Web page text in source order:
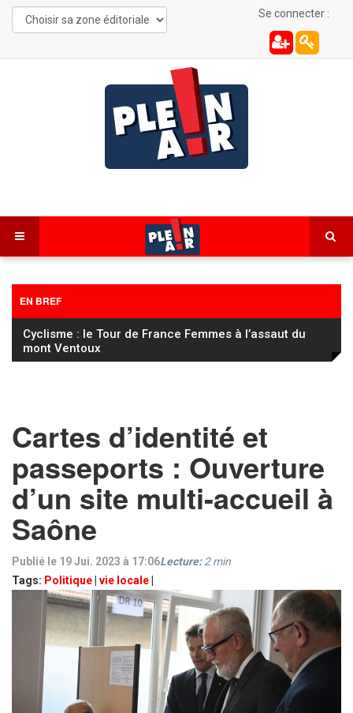
Se connecter :
EN BREF
Cyclisme : le Tour de France Femmes à l’assaut du
mont Ventoux
Cartes d’identité et
passeports : Ouverture
d’un site multi-accueil à
Saône
Publié le 19 Jui. 2023 à 17:06
Tags: Politique vie locale
Lecture: 2min